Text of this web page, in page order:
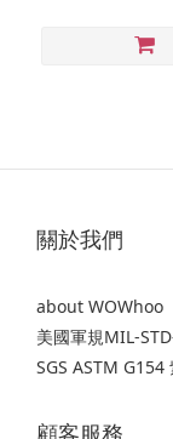
關於我們
about WOWhoo
美國軍規MIL-
SGS ASTM
顧客服務